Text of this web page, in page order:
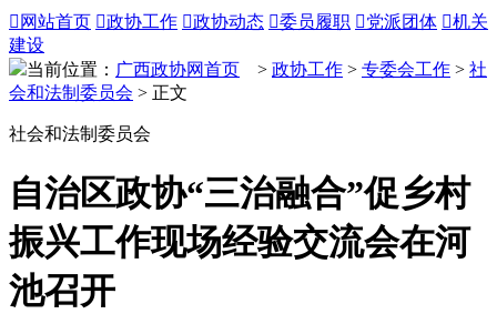
 网站首页 政协工作 政协动态 委员履职 党派团体 机关
建设
当前位置： 广西政协网首页 > 政协工作 > 专委会工作 > 社
会和法制委员会 > 正文
社会和法制委员会
自治区政协“三治融合”促乡村
振兴工作现场经验交流会在河
池召开